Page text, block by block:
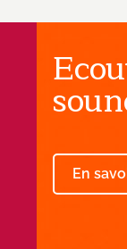
En